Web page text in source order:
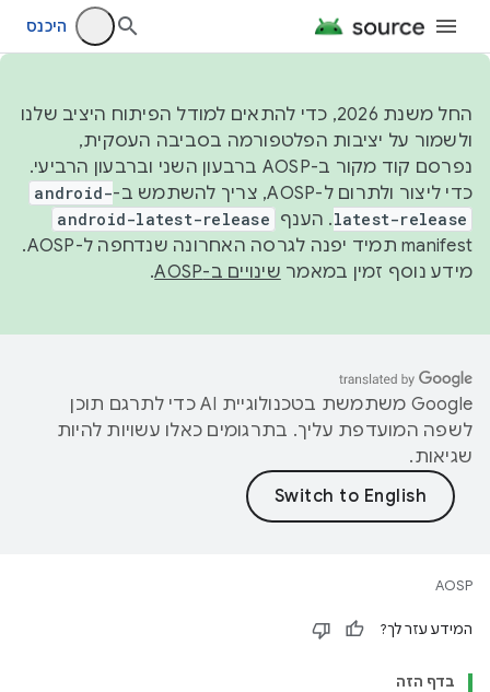
היכנס
החל משנת 2026, כדי להתאים למודל הפיתוח היציב שלנו
ולשמור על יציבות הפלטפורמה בסביבה העסקית,
נפרסם קוד מקור ב-AOSP ברבעון השני וברבעון הרביעי.
כדי ליצור ולתרום ל-AOSP, צריך להשתמש ב-
android-
latest-release. הענף android-latest-release
manifest תמיד יפנה לגרסה האחרונה שנדחפה ל-AOSP.
מידע נוסף זמין במאמר שינויים ב-AOSP .
‫Google משתמשת בטכנולוגיית AI כדי לתרגם תוכן
לשפה המועדפת עליך. בתרגומים כאלו עשויות להיות
שגיאות.
AOSP
המידע עזר לך?
בדף הזה